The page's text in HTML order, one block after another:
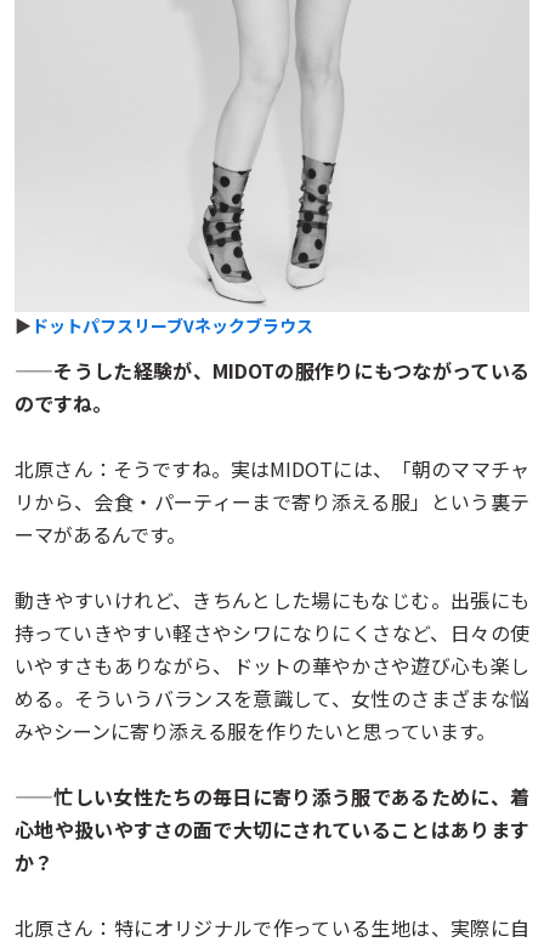
▶ ドットパフスリーブVネックブラウス
——そうした経験が、MIDOTの服作りにもつながっている
のですね。
北原さん：そうですね。実はMIDOTには、「朝のママチャ
リから、会食・パーティーまで寄り添える服」という裏テ
ーマがあるんです。
動きやすいけれど、きちんとした場にもなじむ。出張にも
持っていきやすい軽さやシワになりにくさなど、日々の使
いやすさもありながら、ドットの華やかさや遊び心も楽し
める。そういうバランスを意識して、女性のさまざまな悩
みやシーンに寄り添える服を作りたいと思っています。
——忙しい女性たちの毎日に寄り添う服であるために、着
心地や扱いやすさの面で大切にされていることはあります
か？
北原さん：特にオリジナルで作っている生地は、実際に自